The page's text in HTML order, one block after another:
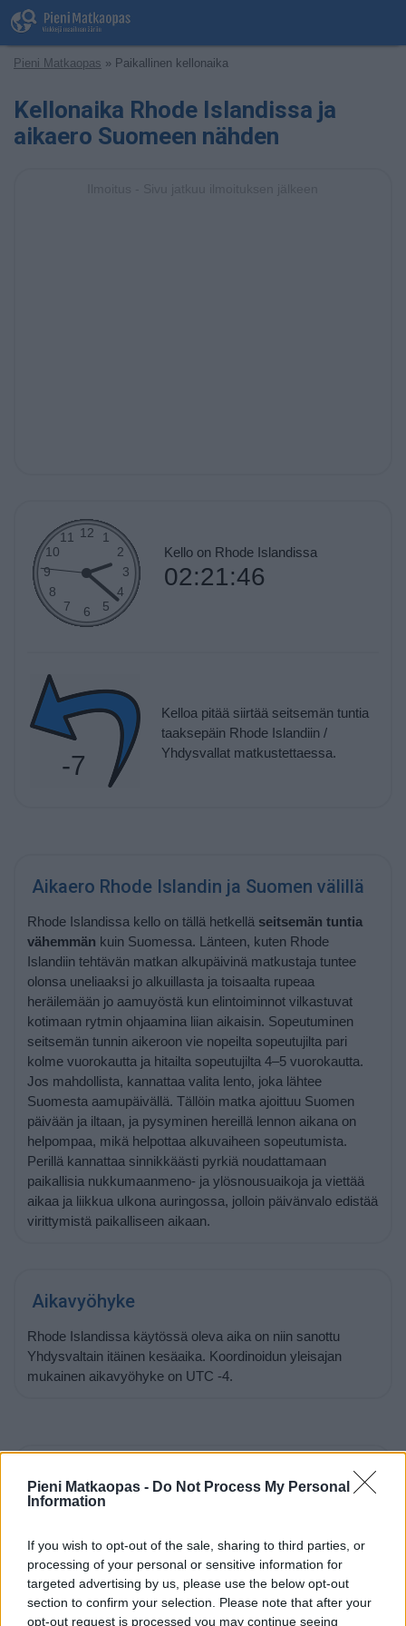
Pieni Matkaopas - Do Not Process My Personal
Information
If you wish to opt-out of the sale, sharing to third parties, or
processing of your personal or sensitive information for
targeted advertising by us, please use the below opt-out
section to confirm your selection. Please note that after your
opt-out request is processed you may continue seeing
Pieni Matkaopas » Paikallinen kellonaika
Kellonaika Rhode Islandissa ja
aikaero Suomeen nähden
Kello on Rhode Islandissa
02:21:46
-7
Kelloa pitää siirtää seitsemän tuntia
taaksepäin Rhode Islandiin /
Yhdysvallat matkustettaessa.
Aikaero Rhode Islandin ja Suomen välillä
Rhode Islandissa kello on tällä hetkellä seitsemän tuntia
vähemmän kuin Suomessa. Länteen, kuten Rhode
Islandiin tehtävän matkan alkupäivinä matkustaja tuntee
olonsa uneliaaksi jo alkuillasta ja toisaalta rupeaa
heräilemään jo aamuyöstä kun elintoiminnot vilkastuvat
kotimaan rytmin ohjaamina liian aikaisin. Sopeutuminen
seitsemän tunnin aikeroon vie nopeilta sopeutujilta pari
kolme vuorokautta ja hitailta sopeutujilta 4–5 vuorokautta.
Jos mahdollista, kannattaa valita lento, joka lähtee
Suomesta aamupäivällä. Tällöin matka ajoittuu Suomen
päivään ja iltaan, ja pysyminen hereillä lennon aikana on
helpompaa, mikä helpottaa alkuvaiheen sopeutumista.
Perillä kannattaa sinnikkäästi pyrkiä noudattamaan
paikallisia nukkumaanmeno- ja ylösnousuaikoja ja viettää
aikaa ja liikkua ulkona auringossa, jolloin päivänvalo edistää
virittymistä paikalliseen aikaan.
Aikavyöhyke
Rhode Islandissa käytössä oleva aika on niin sanottu
Yhdysvaltain itäinen kesäaika. Koordinoidun yleisajan
mukainen aikavyöhyke on UTC -4.
Auringonnousu ja -lasku 7.8.2026
horisontissa suunnassa 67 astetta (itä) ja laskeva aurinko
painuu mailleen horisonttiin suunnassa 293 astetta (länsi).